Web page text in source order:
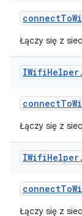
connectTo
Łączy się z
IWifiHelper.
connectTo
Łączy się z
IWifiHelper.
connectTo
Łączy się z